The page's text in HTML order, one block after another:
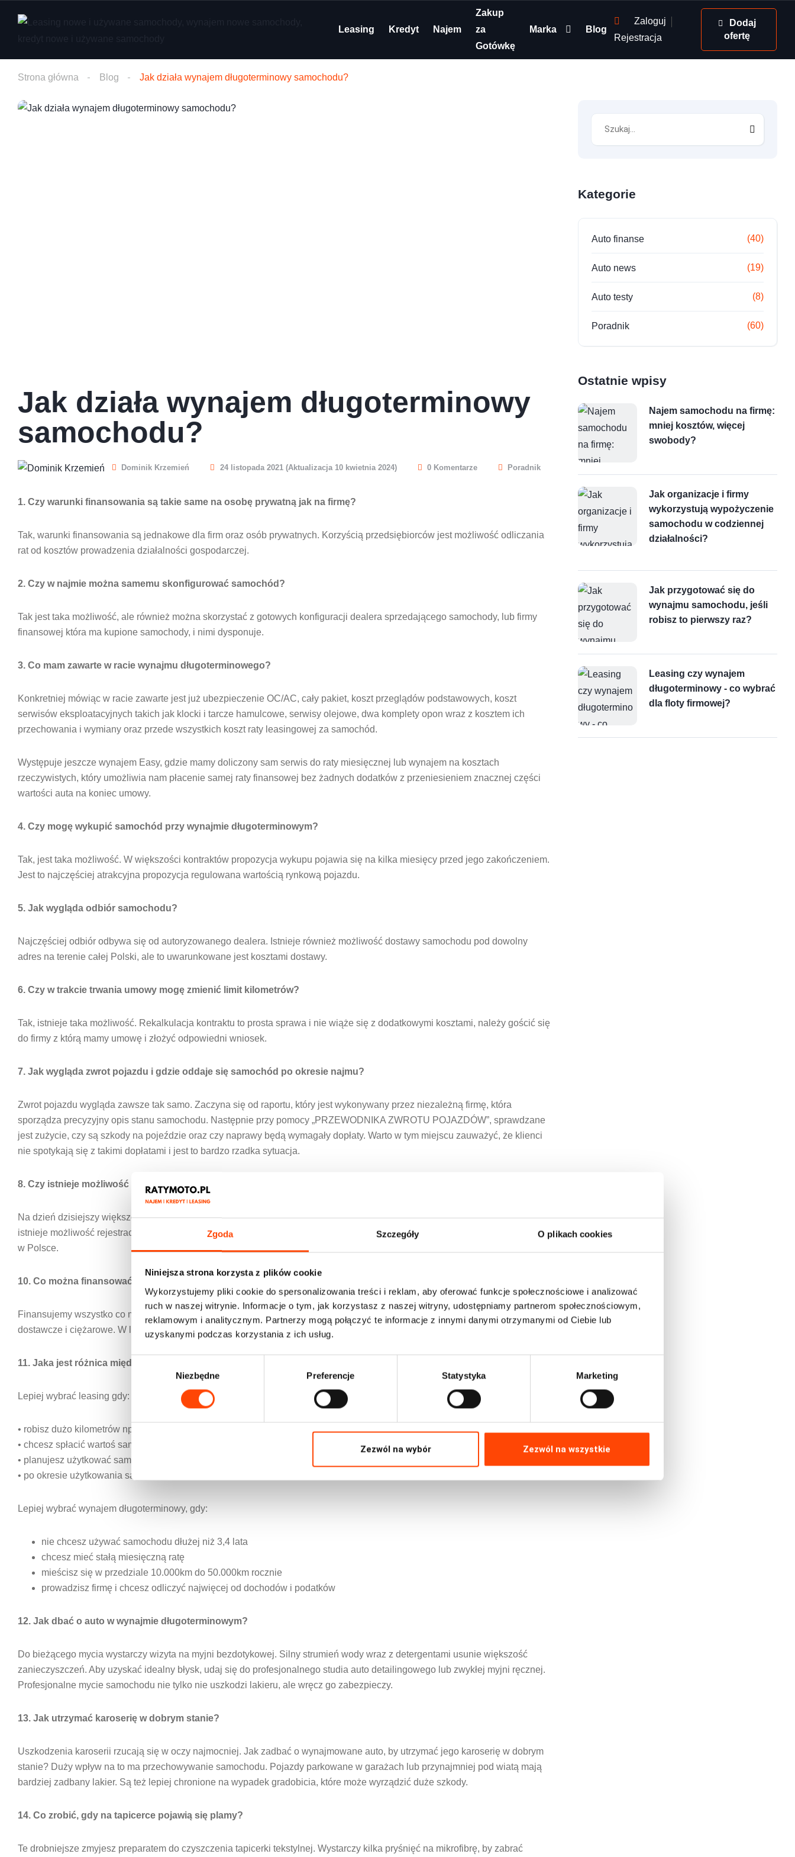
Zgoda Szczegóły O plikach cookies
Niniejsza strona korzysta z plików cookie
Wykorzystujemy pliki cookie do spersonalizowania treści i reklam, aby oferować funkcje społecznościowe i analizować
ruch w naszej witrynie. Informacje o tym, jak korzystasz z naszej witryny, udostępniamy partnerom społecznościowym,
reklamowym i analitycznym. Partnerzy mogą połączyć te informacje z innymi danymi otrzymanymi od Ciebie lub
uzyskanymi podczas korzystania z ich usług.
W
z
g
o
d
Niezbędne Preferencje Statystyka Marketing
Zezwól na wybór Zezwól na wszystkie
Leasing Kredyt Najem
Zakup
za
Gotówkę
Marka Blog
Zaloguj
Rejestracja
Dodaj
ofertę
Strona główna Blog Jak działa wynajem długoterminowy samochodu?
Jak działa wynajem długoterminowy
samochodu?
Dominik Krzemień 24 listopada 2021 (Aktualizacja 10 kwietnia 2024) 0 Komentarze Poradnik
1. Czy warunki finansowania są takie same na osobę prywatną jak na firmę?
Tak, warunki finansowania są jednakowe dla firm oraz osób prywatnych. Korzyścią przedsiębiorców jest możliwość odliczania
rat od kosztów prowadzenia działalności gospodarczej.
2. Czy w najmie można samemu skonfigurować samochód?
Tak jest taka możliwość, ale również można skorzystać z gotowych konfiguracji dealera sprzedającego samochody, lub firmy
finansowej która ma kupione samochody, i nimi dysponuje.
3. Co mam zawarte w racie wynajmu długoterminowego?
Konkretniej mówiąc w racie zawarte jest już ubezpieczenie OC/AC, cały pakiet, koszt przeglądów podstawowych, koszt
serwisów eksploatacyjnych takich jak klocki i tarcze hamulcowe, serwisy olejowe, dwa komplety opon wraz z kosztem ich
przechowania i wymiany oraz przede wszystkich koszt raty leasingowej za samochód.
Występuje jeszcze wynajem Easy, gdzie mamy doliczony sam serwis do raty miesięcznej lub wynajem na kosztach
rzeczywistych, który umożliwia nam płacenie samej raty finansowej bez żadnych dodatków z przeniesieniem znacznej części
wartości auta na koniec umowy.
4. Czy mogę wykupić samochód przy wynajmie długoterminowym?
Tak, jest taka możliwość. W większości kontraktów propozycja wykupu pojawia się na kilka miesięcy przed jego zakończeniem.
Jest to najczęściej atrakcyjna propozycja regulowana wartością rynkową pojazdu.
5. Jak wygląda odbiór samochodu?
Najczęściej odbiór odbywa się od autoryzowanego dealera. Istnieje również możliwość dostawy samochodu pod dowolny
adres na terenie całej Polski, ale to uwarunkowane jest kosztami dostawy.
6. Czy w trakcie trwania umowy mogę zmienić limit kilometrów?
Tak, istnieje taka możliwość. Rekalkulacja kontraktu to prosta sprawa i nie wiąże się z dodatkowymi kosztami, należy gościć się
do firmy z którą mamy umowę i złożyć odpowiedni wniosek.
7. Jak wygląda zwrot pojazdu i gdzie oddaje się samochód po okresie najmu?
Zwrot pojazdu wygląda zawsze tak samo. Zaczyna się od raportu, który jest wykonywany przez niezależną firmę, która
sporządza precyzyjny opis stanu samochodu. Następnie przy pomocy „PRZEWODNIKA ZWROTU POJAZDÓW”, sprawdzane
jest zużycie, czy są szkody na pojeździe oraz czy naprawy będą wymagały dopłaty. Warto w tym miejscu zauważyć, że klienci
nie spotykają się z takimi dopłatami i jest to bardzo rzadka sytuacja.
8. Czy istnieje możliwość rejestracji samochodu w mieście wybranym przez klienta?
Na dzień dzisiejszy większość samochodów w wynajmie długoterminowym rejestrowanych jest w Warszawie. Sporadycznie
istnieje możliwość rejestracji w Gdańsku czy Wrocławiu. W zwykłym leasingu mamy już możliwość wyboru dowolnego miasta
w Polsce.
10. Co można finansować, czy tylko samochody osobowe?
Finansujemy wszystko co można zarejestrować. W wynajmie długoterminowym można finansować samochody osobowe,
dostawcze i ciężarowe. W leasingu operacyjnym można finansować dowolny pojazd posiadający numery rejestracyjne.
11. Jaka jest różnica między wynajmem długoterminowym a leasingiem operacyjnym i co jest bardziej opłacalne?
Lepiej wybrać leasing gdy:
• robisz dużo kilometrów np. 70.000km
• chcesz spłacić wartoś samochodu w ratach leasingu
• planujesz użytkować samochód przez 7 lat
• po okresie użytkowania samochodu chcesz przekazać samochód dzieciom
Lepiej wybrać wynajem długoterminowy, gdy:
nie chcesz używać samochodu dłużej niż 3,4 lata
chcesz mieć stałą miesięczną ratę
mieścisz się w przedziale 10.000km do 50.000km rocznie
prowadzisz firmę i chcesz odliczyć najwięcej od dochodów i podatków
12. Jak dbać o auto w wynajmie długoterminowym?
Do bieżącego mycia wystarczy wizyta na myjni bezdotykowej. Silny strumień wody wraz z detergentami usunie większość
zanieczyszczeń. Aby uzyskać idealny błysk, udaj się do profesjonalnego studia auto detailingowego lub zwykłej myjni ręcznej.
Profesjonalne mycie samochodu nie tylko nie uszkodzi lakieru, ale wręcz go zabezpieczy.
13. Jak utrzymać karoserię w dobrym stanie?
Uszkodzenia karoserii rzucają się w oczy najmocniej. Jak zadbać o wynajmowane auto, by utrzymać jego karoserię w dobrym
stanie? Duży wpływ na to ma przechowywanie samochodu. Pojazdy parkowane w garażach lub przynajmniej pod wiatą mają
bardziej zadbany lakier. Są też lepiej chronione na wypadek gradobicia, które może wyrządzić duże szkody.
14. Co zrobić, gdy na tapicerce pojawią się plamy?
Te drobniejsze zmyjesz preparatem do czyszczenia tapicerki tekstylnej. Wystarczy kilka pryśnięć na mikrofibrę, by zabrać
Kategorie
Auto finanse (40)
Auto news (19)
Auto testy (8)
Poradnik (60)
Ostatnie wpisy
Najem samochodu na firmę:
mniej kosztów, więcej
swobody?
Jak organizacje i firmy
wykorzystują wypożyczenie
samochodu w codziennej
działalności?
Jak przygotować się do
wynajmu samochodu, jeśli
robisz to pierwszy raz?
Leasing czy wynajem
długoterminowy - co wybrać
dla floty firmowej?